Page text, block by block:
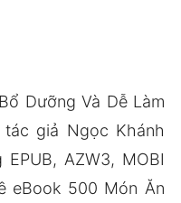
Dưỡng Và Dễ Làm
giả Ngọc Khánh
AZW3, MOBI
eBook 500 Món Ăn